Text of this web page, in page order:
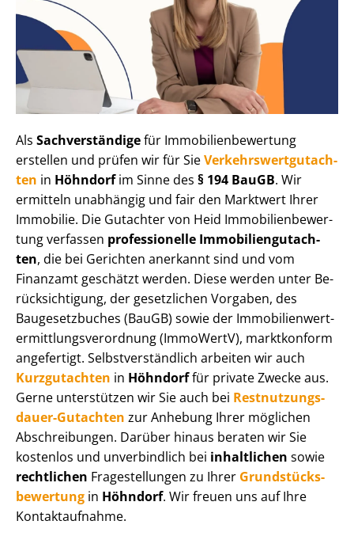
Als Sachverständigefür Im­mo­bi­li­en­be­wer­tung
erstellen und prüfen wir für SieVer­kehrs­wert­gut­ach­
ten in Höhndorfim Sinne des § 194 BauGB. Wir
ermitteln unabhängig und fair den Marktwert Ihrer
Immobilie. Die Gutachter von Heid Im­mo­bi­li­en­be­wer­
tung verfassen professionelle Im­mo­bi­li­en­gut­ach­
ten, die bei Gerichten anerkannt sind und vom
Finanzamt geschätzt werden. Diese werden unter Be­
rück­sich­ti­gung, der gesetzlichen Vorgaben, des
Baugesetzbuches (BauGB) sowie der Im­mo­bi­li­en­wert­
ermitt­lungs­ver­ord­nung (ImmoWertV), marktkonform
angefertigt. Selbst­ver­ständ­lich arbeiten wir auch
Kurzgutachten in Höhndorffür private Zwecke aus.
Gerne unterstützen wir Sie auch bei Rest­nut­zungs­
dau­er-Gutachten zur Anhebung Ihrer möglichen
Abschreibungen. Darüber hinaus beraten wir Sie
kostenlos und unverbindlich bei inhaltlichen sowie
rechtlichen Fragestellungen zu Ihrer Grund­stücks­
be­wer­tung in Höhndorf. Wir freuen uns auf Ihre
Kontaktaufnahme.